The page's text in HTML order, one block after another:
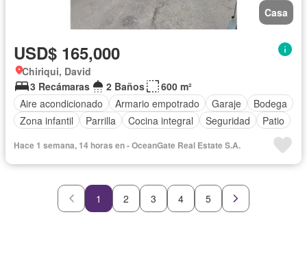
Casa
USD$ 165,000
Chiriqui, David
3 Recámaras
2 Baños
600 m²
Aire acondicionado
Armario empotrado Garaje
Bodega
Zona infantil
Parrilla Cocina integral Seguridad Patio
Hace 1 semana, 14 horas en - OceanGate Real Estate S.A.
1 2 3 4 5